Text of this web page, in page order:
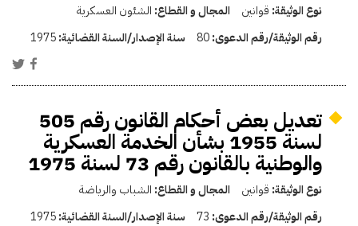
نوع الوثيقة: قوانين المجال و القطاع: الشئون العسكرية
رقم الوثيقة/رقم الدعوى:80 سنة الإصدار/السنة القضائية:1975
تعديل بعض أحكام القانون رقم 505
لسنة 1955 بشأن الخدمة العسكرية
والوطنية بالقانون رقم 73 لسنة 1975
نوع الوثيقة: قوانين المجال و القطاع: الشباب والرياضة
رقم الوثيقة/رقم الدعوى: 73 سنة الإصدار/السنة القضائية:1975